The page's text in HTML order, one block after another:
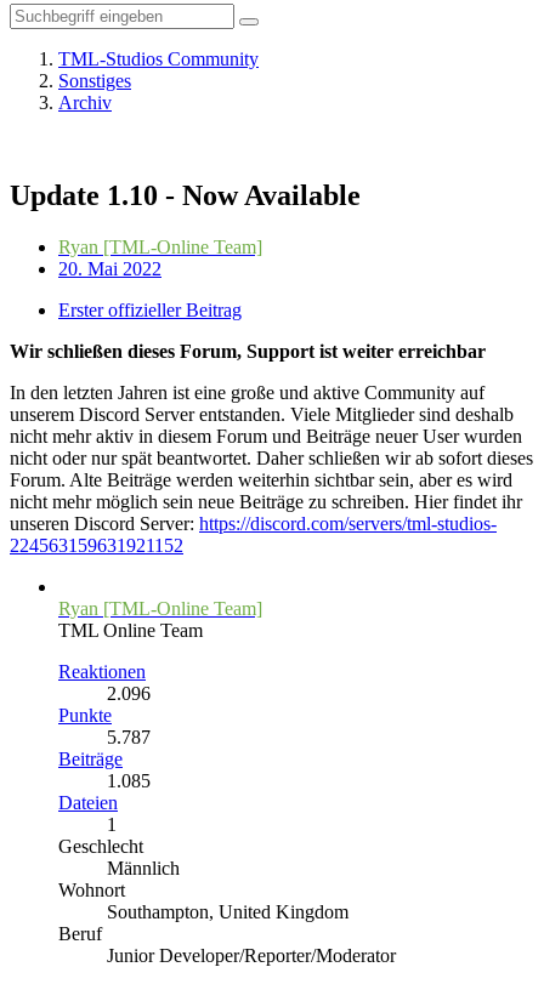
TML-Studios Community
Sonstiges
Archiv
Update 1.10 - Now Available
Ryan [TML-Online Team]
20. Mai 2022
Erster offizieller Beitrag
Wir schließen dieses Forum, Support ist weiter erreichbar
In den letzten Jahren ist eine große und aktive Community auf
unserem Discord Server entstanden. Viele Mitglieder sind deshalb
nicht mehr aktiv in diesem Forum und Beiträge neuer User wurden
nicht oder nur spät beantwortet. Daher schließen wir ab sofort dieses
Forum. Alte Beiträge werden weiterhin sichtbar sein, aber es wird
nicht mehr möglich sein neue Beiträge zu schreiben. Hier findet ihr
unseren Discord Server: https://discord.com/servers/tml-studios-
224563159631921152
Ryan [TML-Online Team]
TML Online Team
Reaktionen
2.096
Punkte
5.787
Beiträge
1.085
Dateien
1
Geschlecht
Männlich
Wohnort
Southampton, United Kingdom
Beruf
Junior Developer/Reporter/Moderator